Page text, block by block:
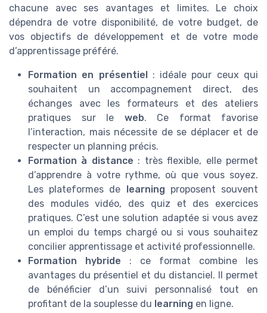
chacune avec ses avantages et limites. Le choix
dépendra de votre disponibilité, de votre budget, de
vos objectifs de développement et de votre mode
d’apprentissage préféré.
Formation en présentiel: idéale pour ceux qui
souhaitent un accompagnement direct, des
échanges avec les formateurs et des ateliers
pratiques sur le web. Ce format favorise
l’interaction, mais nécessite de se déplacer et de
respecter un planning précis.
Formation à distance : très flexible, elle permet
d’apprendre à votre rythme, où que vous soyez.
Les plateformes de learning proposent souvent
des modules vidéo, des quiz et des exercices
pratiques. C’est une solution adaptée si vous avez
un emploi du temps chargé ou si vous souhaitez
concilier apprentissage et activité professionnelle.
Formation hybride : ce format combine les
avantages du présentiel et du distanciel. Il permet
de bénéficier d’un suivi personnalisé tout en
profitant de la souplesse du learning en ligne.